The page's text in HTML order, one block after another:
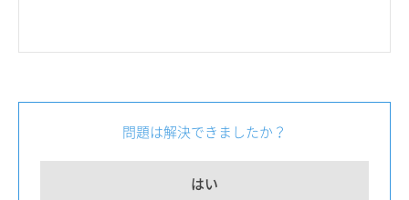
問題は解決できましたか？
はい